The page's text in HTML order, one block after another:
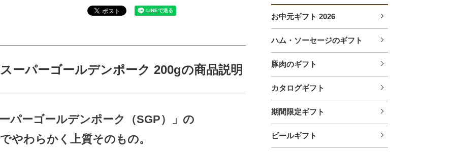
お中元ギフト 2026
ハム・ソーセージのギフト
豚肉のギフト
カタログギフト
期間限定ギフト
ビールギフト
ーパーゴールデンポーク 200gの商品説明
パーゴールデンポーク（SGP）」の
やわらかく上質そのもの。